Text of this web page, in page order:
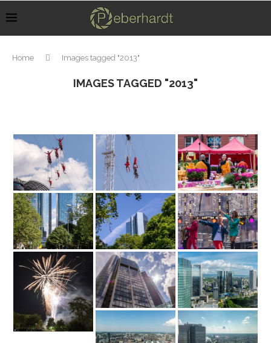
Home Images tagged "2013"
IMAGES TAGGED "2013"